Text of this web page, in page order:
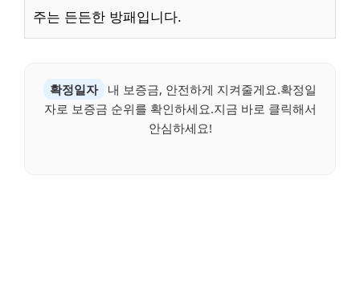
주는 든든한 방패입니다.
확정일자
내 보증금, 안전하게 지켜줄게요.확정일
자로 보증금 순위를 확인하세요.지금 바로 클릭해서
안심하세요!